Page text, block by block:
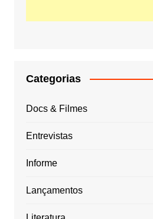
Categorias
Docs & Filmes
Entrevistas
Informe
Lançamentos